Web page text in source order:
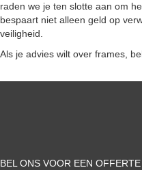
raden we je ten slotte aan om
bespaart niet alleen geld op
veiligheid.
Als je advies wilt over frames,
BEL ONS VOOR EEN OFFERTE